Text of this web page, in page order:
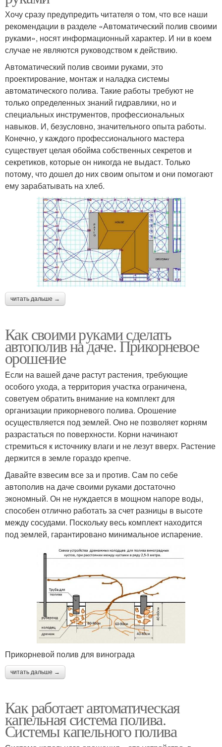
Хочу сразу предупредить читателя о том, что все наши
рекомендации в разделе «Автоматический полив своими
руками», носят информационный характер. И ни в коем
случае не являются руководством к действию.
Автоматический полив своими руками, это
проектирование, монтаж и наладка системы
автоматического полива. Такие работы требуют не
только определенных знаний гидравлики, но и
специальных инструментов, профессиональных
навыков. И, безусловно, значительного опыта работы.
Конечно, у каждого профессионального мастера
существует целая обойма собственных секретов и
секретиков, которые он никогда не выдаст. Только
потому, что дошел до них своим опытом и они помогают
ему зарабатывать на хлеб.
читать дальше →
Как своими руками сделать
автополив на даче. Прикорневое
орошение
Если на вашей даче растут растения, требующие
особого ухода, а территория участка ограничена,
советуем обратить внимание на комплект для
организации прикорневого полива. Орошение
осуществляется под землей. Оно не позволяет корням
разрастаться по поверхности. Корни начинают
стремиться к источнику влаги и не лезут вверх. Растение
держится в земле гораздо крепче.
Давайте взвесим все за и против. Сам по себе
автополив на даче своими руками достаточно
экономный. Он не нуждается в мощном напоре воды,
способен отлично работать за счет разницы в высоте
между сосудами. Поскольку весь комплект находится
под землей, гарантировано минимальное испарение.
Прикорневой полив для винограда
читать дальше →
Как работает автоматическая
капельная система полива.
Системы капельного полива